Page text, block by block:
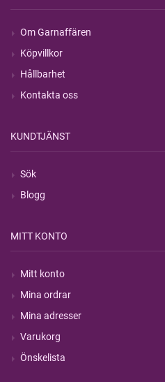
Om Garnaffären
Köpvillkor
Hållbarhet
Kontakta oss
KUNDTJÄNST
Sök
Blogg
MITT KONTO
Mitt konto
Mina ordrar
Mina adresser
Varukorg
Önskelista